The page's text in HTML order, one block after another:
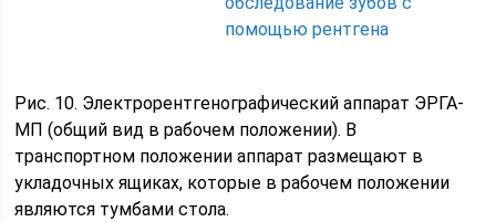
помощью рентгена
Рис. 10. Электрорентгенографический аппарат ЭРГА-
МП (общий вид в рабочем положении). В
транспортном положении аппарат размещают в
укладочных ящиках, которые в рабочем положении
являются тумбами стола.